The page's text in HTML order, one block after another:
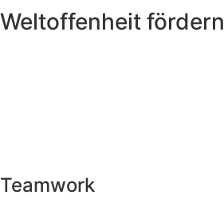
Weltoffenheit fördern
Teamwork